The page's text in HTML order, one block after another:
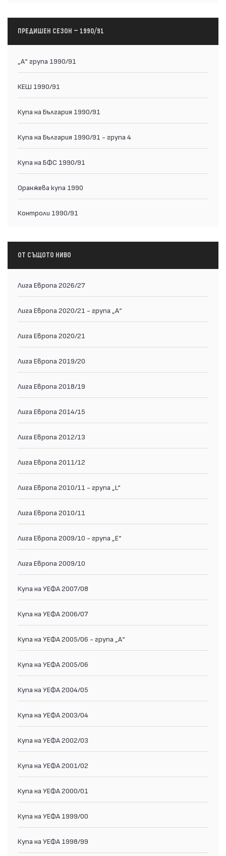
ПРЕДИШЕН СЕЗОН — 1990/91
„А“ група 1990/91
КЕШ 1990/91
Купа на България 1990/91
Купа на България 1990/91 - група 4
Купа на БФС 1990/91
Оранжева купа 1990
Контроли 1990/91
ОТ СЪЩОТО НИВО
Лига Европа 2026/27
Лига Европа 2020/21 - група „A“
Лига Европа 2020/21
Лига Европа 2019/20
Лига Европа 2018/19
Лига Европа 2014/15
Лига Европа 2012/13
Лига Европа 2011/12
Лига Европа 2010/11 - група „L“
Лига Европа 2010/11
Лига Европа 2009/10 - група „Е“
Лига Европа 2009/10
Купа на УЕФА 2007/08
Купа на УЕФА 2006/07
Купа на УЕФА 2005/06 - група „A“
Купа на УЕФА 2005/06
Купа на УЕФА 2004/05
Купа на УЕФА 2003/04
Купа на УЕФА 2002/03
Купа на УЕФА 2001/02
Купа на УЕФА 2000/01
Купа на УЕФА 1999/00
Купа на УЕФА 1998/99